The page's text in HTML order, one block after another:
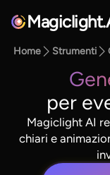
Home Strumenti
per
Magiclight AI
chiari e